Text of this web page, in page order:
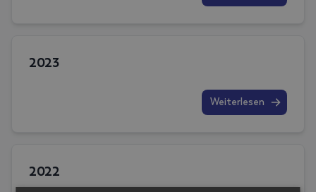
2023
Weiterlesen
2022